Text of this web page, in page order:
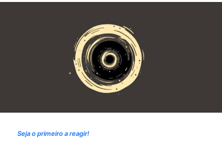
Seja o primeiro a reagir!